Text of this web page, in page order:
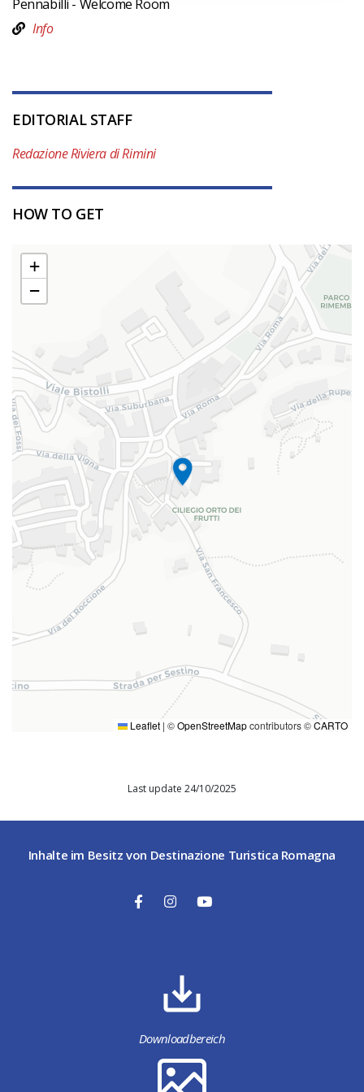
Pennabilli - Welcome Room
Info
EDITORIAL STAFF
Redazione Riviera di Rimini
HOW TO GET
+
−
Leaflet | ©OpenStreetMapcontributors ©CARTO
Last update 24/10/2025
Inhalte im Besitz von Destinazione Turistica Romagna
Downloadbereich